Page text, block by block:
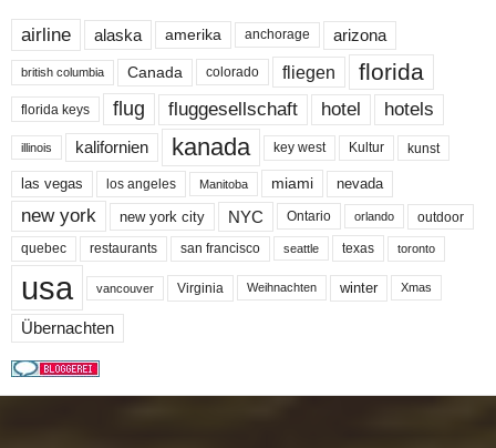
airline alaska amerika anchorage arizona
british columbia Canada colorado fliegen florida
florida keys flug fluggesellschaft hotel hotels
illinois kalifornien kanada key west Kultur kunst
las vegas los angeles Manitoba miami nevada
new york new york city NYC Ontario orlando outdoor
quebec restaurants san francisco seattle texas toronto
usa vancouver Virginia Weihnachten winter Xmas
Übernachten